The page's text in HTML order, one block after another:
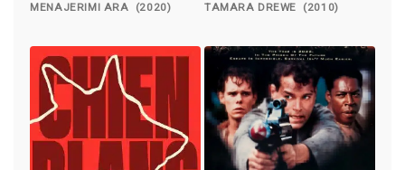
MENAJERIMI ARA (2020) TAMARA DREWE (2010)